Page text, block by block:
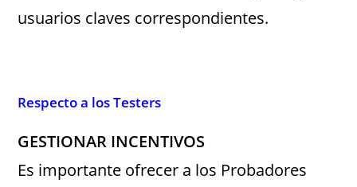
usuarios claves correspondientes.
Respecto a los Testers
GESTIONAR INCENTIVOS
Es importante ofrecer a los Probadores